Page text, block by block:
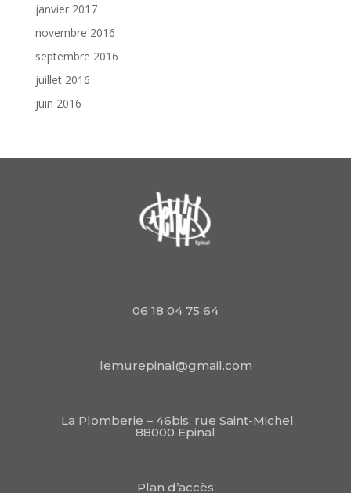
janvier 2017
novembre 2016
septembre 2016
juillet 2016
juin 2016
06 18 04 75 64
lemurepinal@gmail.com
La Plomberie – 46bis, rue Saint-Michel
88000 Epinal
Plan d’accès